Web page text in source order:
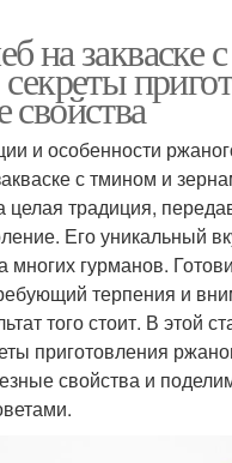
на закваске
и особенности
с тмином и
целая традиция,
Его уникальный
многих гурманов.
терпения и
того стоит. В этой
приготовления
свойства и